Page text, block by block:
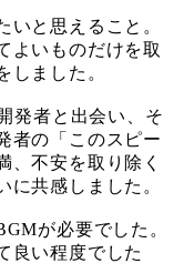
いと思えること。
よいものだけを取
しました。
発者と出会い、そ
者の「このスピー
、不安を取り除く
に共感しました。
が必要でした。
良い程度でした